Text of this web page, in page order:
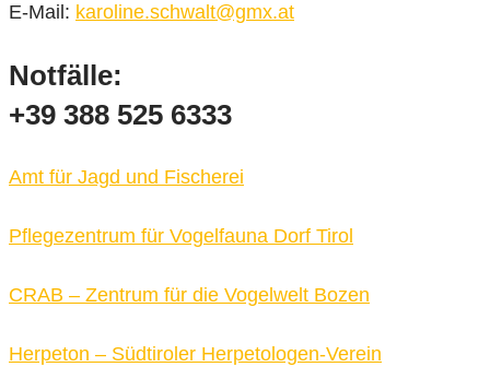
E-Mail: karoline.schwalt@gmx.at
Notfälle:
+39 388 525 6333
Amt für Jagd und Fischerei
Pflegezentrum für Vogelfauna Dorf Tirol
CRAB – Zentrum für die Vogelwelt Bozen
Herpeton – Südtiroler Herpetologen-Verein